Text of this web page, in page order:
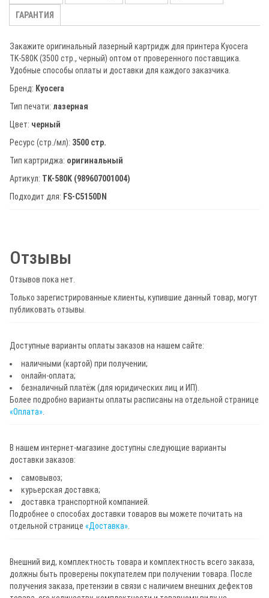
для
Kyocera
C5150DN,
черный,
страниц
ГАРАНТИЯ
Закажите оригинальный лазерный картридж для принтера Kyocera
TK-580K (3500 стр., черный) оптом от проверенного поставщика.
Удобные способы оплаты и доставки для каждого заказчика.
Бренд: Kyocera
Тип печати: лазерная
Цвет: черный
Ресурс (стр./мл): 3500 стр.
Тип картриджа: оригинальный
Артикул: TK-580K (989607001004)
Подходит для: FS-C5150DN
Отзывы
Отзывов пока нет.
Только зарегистрированные клиенты, купившие данный товар, могут
публиковать отзывы.
Доступные варианты оплаты заказов на нашем сайте:
наличными (картой) при получении;
онлайн-оплата;
безналичный платёж (для юридических лиц и ИП).
Более подробно варианты оплаты расписаны на отдельной странице
«Оплата»
В нашем интернет-магазине доступны следующие варианты
доставки заказов:
самовывоз;
курьерская доставка;
доставка транспортной компанией.
Подробнее о способах доставки товаров вы можете почитать на
отдельной странице «Доставка»
Внешний вид, комплектность товара и комплектность всего заказа,
должны быть проверены покупателем при получении товара. После
получения заказа, претензии в связи с наличием внешних дефектов